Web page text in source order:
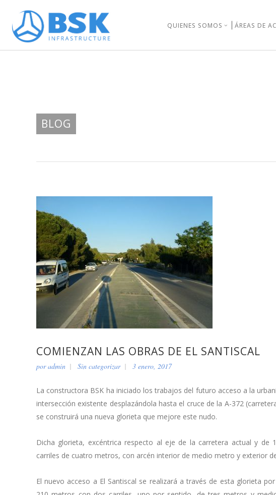
QUIENES SOMOS ÁREAS DE
BLOG
COMIENZAN LAS OBRAS DE EL SANTISCAL
poradmin Sin categorizar 3 enero, 2017
La constructora BSK ha iniciado los trabajos del futuro acceso a la
intersección existente desplazándola hasta el cruce de la A-372
se construirá una nueva glorieta que mejore este nudo.
Dicha glorieta, excéntrica respecto al eje de la carretera actual y de
carriles de cuatro metros, con arcén interior de medio metro y exterior
El nuevo acceso a El Santiscal se realizará a través de esta glorieta